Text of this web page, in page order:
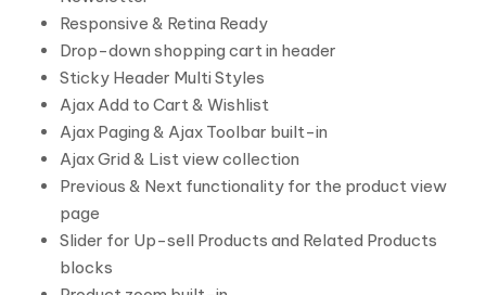
Responsive & Retina Ready
Drop-down shopping cart in header
Sticky Header Multi Styles
Ajax Add to Cart & Wishlist
Ajax Paging & Ajax Toolbar built-in
Ajax Grid & List view collection
Previous & Next functionality for the product view
page
Slider for Up-sell Products and Related Products
blocks